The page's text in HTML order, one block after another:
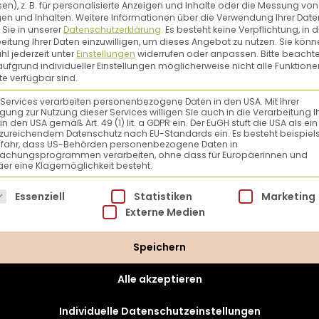
Nur weil du
nicht, dass du auf
Lass doch einfach die
HÖRST DU DEIN
Sonnengereift ein
Töpfen, Pflanzsäcken
Ende April (aussäen
z. B. für personalisierte Anzeigen und Inhalte oder die Messung von
und Inhalten. Weitere Informationen über die Verwendung Ihrer
in unsererDatenschutzerklärung. Es besteht keine Verpflichtung, in
Ihrer Daten einzuwilligen, um dieses Angebot zu nutzen. Sie
jederzeit unterEinstellungen widerrufen oder anpassen. Bitte
individueller Einstellungen möglicherweise nicht alle
verfügbar sind.
verarbeiten personenbezogene Daten in den USA. Mit Ihrer
zur Nutzung dieser Services willigen Sie auch in die Verarbeitung
den USA gemäß Art. 49 (1) lit. a GDPR ein. Der EuGH stuft die USA als
Datenschutz nach EU-Standards ein. Es besteht
dass US-Behörden personenbezogene Daten in
verarbeiten, ohne dass für Europäerinnen und
eine Klagemöglichkeit besteht.
eine Liste der Service-Gruppen, für die eine
Essenziell Statistiken
Marketing
Externe Medien
Speichern
Alle akzeptieren
Individuelle Datenschutzeinstellungen